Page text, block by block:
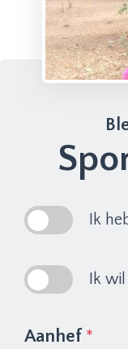
Ik
Ik
Aanhef *